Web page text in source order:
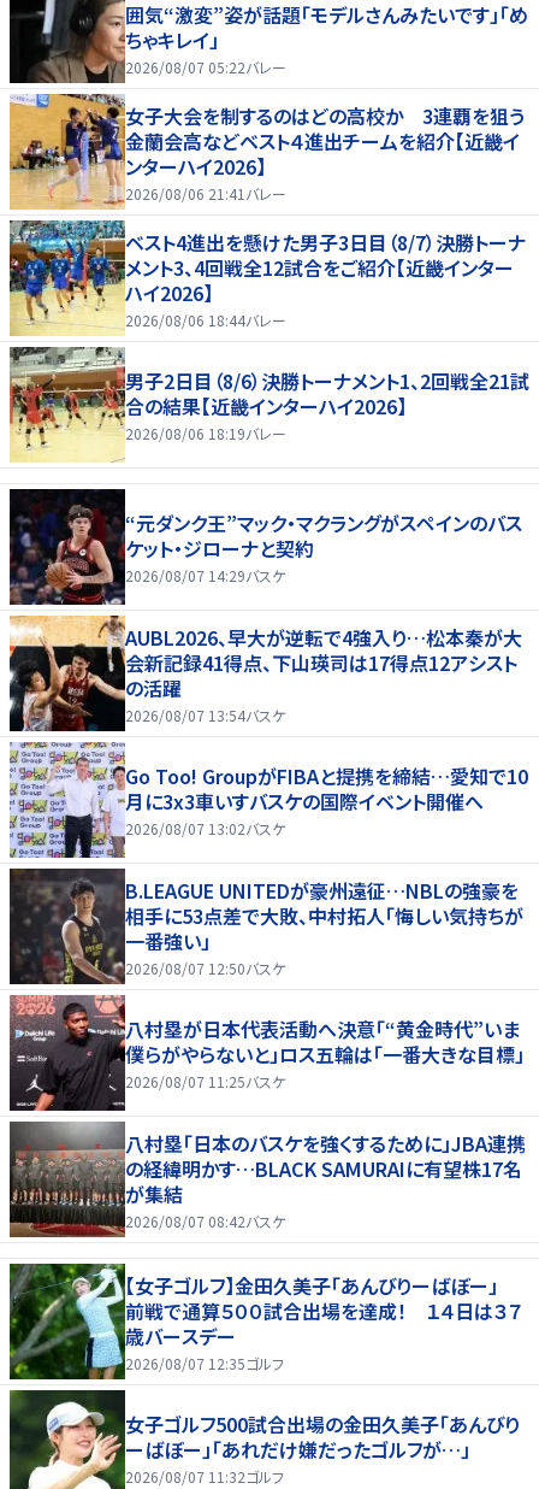
囲気“激変”姿が話題「モデルさんみたいです」「め
ちゃキレイ」
2026/08/07 05:22バレー
女子大会を制するのはどの高校か 3連覇を狙う
金蘭会高などベスト４進出チームを紹介【近畿イ
ンターハイ2026】
2026/08/06 21:41 バレー
ベスト4進出を懸けた男子3日目（8/7）決勝トーナ
メント3、4回戦全12試合をご紹介【近畿インター
ハイ2026】
2026/08/06 18:44バレー
男子2日目（8/6）決勝トーナメント1、2回戦全21試
合の結果【近畿インターハイ2026】
2026/08/06 18:19バレー
“元ダンク王”マック・マクラングがスペインのバス
ケット・ジローナと契約
2026/08/07 14:29バスケ
AUBL2026、早大が逆転で4強入り…松本秦が大
会新記録41得点、下山瑛司は17得点12アシスト
の活躍
2026/08/07 13:54バスケ
Go Too! GroupがFIBAと提携を締結…愛知で10
月に3x3車いすバスケの国際イベント開催へ
2026/08/07 13:02バスケ
B.LEAGUE UNITEDが豪州遠征…NBLの強豪を
相手に53点差で大敗、中村拓人「悔しい気持ちが
一番強い」
2026/08/07 12:50バスケ
八村塁が日本代表活動へ決意「“黄金時代”いま
僕らがやらないと」ロス五輪は「一番大きな目標」
2026/08/07 11:25バスケ
八村塁「日本のバスケを強くするために」JBA連携
の経緯明かす…BLACK SAMURAIに有望株17名
が集結
2026/08/07 08:42バスケ
【女子ゴルフ】金田久美子「あんびりーばぼー」
前戦で通算５００試合出場を達成！ １４日は３７
歳バースデー
2026/08/07 12:35ゴルフ
女子ゴルフ500試合出場の金田久美子「あんびり
ーばぼー」「あれだけ嫌だったゴルフが…」
2026/08/07 11:32ゴルフ